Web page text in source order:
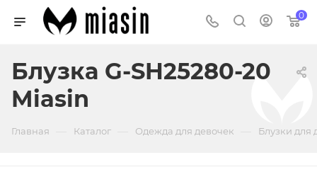
0
Блузка G-SH25280-20
Miasin
Главная Каталог Одежда для девочек Блузки для